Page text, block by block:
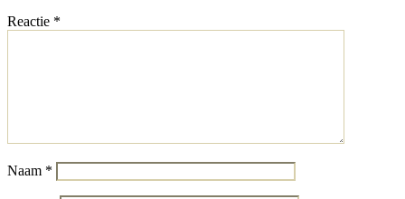
Reactie *
Naam *